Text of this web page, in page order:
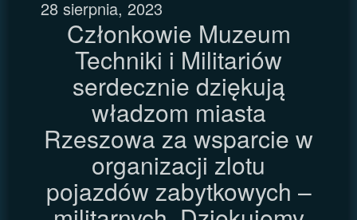
28 sierpnia, 2023
Członkowie Muzeum
Techniki i Militariów
serdecznie dziękują
władzom miasta
Rzeszowa za wsparcie w
organizacji zlotu
pojazdów zabytkowych –